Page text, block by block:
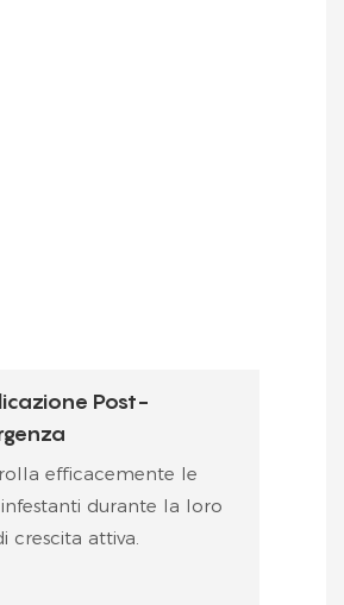
Post-
efficacemente le
durante la loro
crescita attiva.